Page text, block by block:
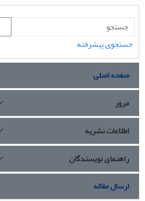
جستجوی پیشرفته
صفحه اصلی
مرور
اطلاعات نشریه
راهنمای نویسندگان
ارسال مقاله